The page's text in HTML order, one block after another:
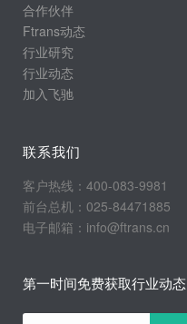
合作伙伴
Ftrans动态
行业研究
行业动态
加入飞驰
联系我们
客户热线：400-083-9981
前台总机：025-84471885
电子邮箱：info@ftrans.cn
第一时间免费获取行业动态